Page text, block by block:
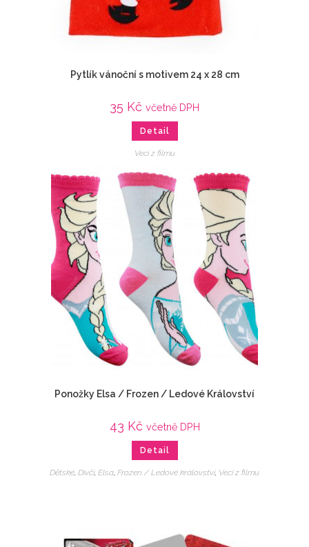
Pytlík vánoční s motivem 24 x 28 cm
35 Kč včetně DPH
Detail
Veci z filmu
Ponožky Elsa / Frozen / Ledové Království
43 Kč včetně DPH
Detail
Dětské Dívčí, Elsa Frozen / Ledové království, Veci z filmu